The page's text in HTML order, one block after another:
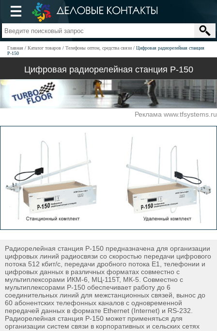
Главная Каталог товаров Телефоны оптом, средства связи
Цифровая радиорелейная станция
Р-150
Цифровая радиорелейная станция Р-150
Реклама www.tfsystems.ru
Радиорелейная станция Р-150 предназначена для организации
цифровых линий радиосвязи со скоростью передачи цифрового
потока 512 кбит/с, передачи дробного потока Е1, телефонии и
цифровых данных в различных форматах совместно с
мультиплексорами ИКМ-6, МЦ-115Т, МК-5. Совместно с
мультиплексорами Р-150 обеспечивает работу до 6
соединительных линий для межстанционных связей, вынос до
60 абонентских телефонных каналов с одновременной
передачей данных в формате Ethernet (Internet) и RS-232.
Радиорелейная станция Р-150 может применяться для
организации систем связи в корпоративных и сельских сетях